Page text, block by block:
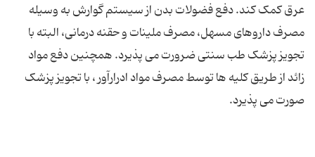
عرق کمک کند. دفع فضولات بدن از سیستم گوارش به وسیله
مصرف داروهای مسهل، مصرف ملینات و حقنه درمانی، البته با
تجویز پزشک طب سنتی ضرورت می پذیرد. همچنین دفع مواد
زائد از طریق کلیه ها توسط مصرف مواد ادرارآور ، با تجویز پزشک